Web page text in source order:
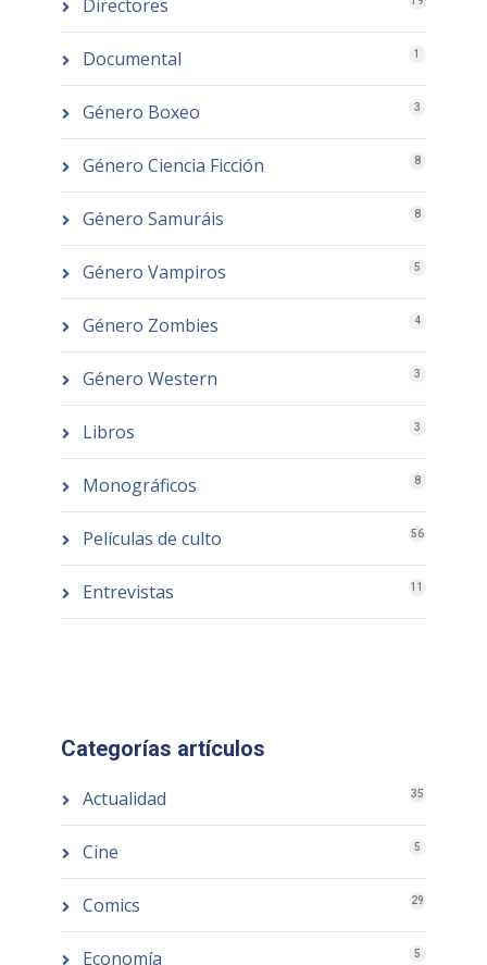
Directores
Documental 1
Género Boxeo 3
Género Ciencia Ficción 8
Género Samuráis 8
Género Vampiros 5
Género Zombies 4
Género Western 3
Libros 3
Monográficos 8
Películas de culto 56
Entrevistas 11
Categorías artículos
Actualidad 35
Cine 5
Comics 29
Economía 5